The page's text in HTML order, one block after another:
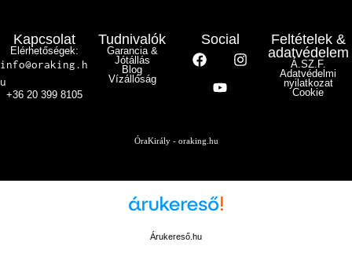
Kapcsolat
Elérhetőségek:
info@oraking.h
u
+36 20 399 8105
Tudnivalók
Garancia &
Jótállás
Blog
Vízállóság
Social
Feltételek &
adatvédelem
Á.SZ.F.
Adatvédelmi
nyilatkozat
Cookie
ÓraKirály - oraking.hu
Árukereső.hu